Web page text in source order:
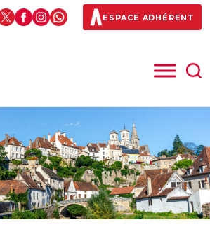
ESPACE ADHÉRENT